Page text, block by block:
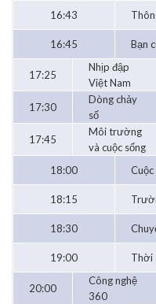
16:43
16:45 Bạn
17:25
Nhịp đập
Việt Nam
17:30
Dòng chảy
số
17:45
Môi trường
và cuộc sống
18:00
Cuộc
18:15
18:30
19:00 Thời
20:00
Công nghệ
360